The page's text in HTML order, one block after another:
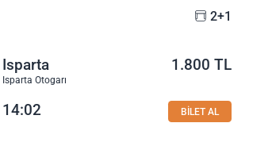
2+1
Isparta
Isparta Otogarı
1.800 TL
14:02 BİLET AL